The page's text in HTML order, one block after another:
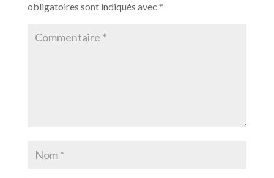
obligatoires sont indiqués avec *